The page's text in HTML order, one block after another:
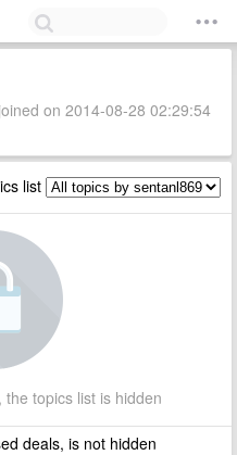
on 2014-08-28 02:29:54
list
topics list is hidden
deals, is not hidden